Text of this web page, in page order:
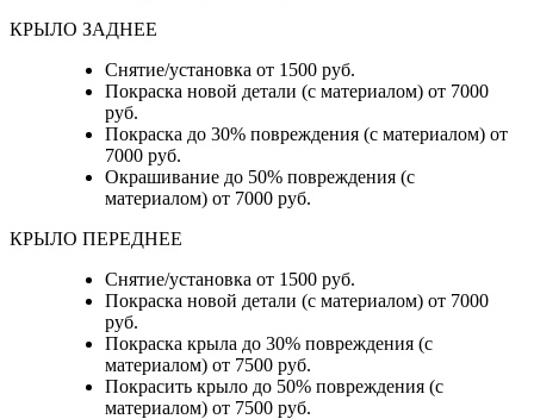
КРЫЛО ЗАДНЕЕ
Снятие/установка от 1500 руб.
Покраска новой детали (с материалом) от 7000
руб.
Покраска до 30% повреждения (с материалом) от
7000 руб.
Окрашивание до 50% повреждения (с
материалом) от 7000 руб.
КРЫЛО ПЕРЕДНЕЕ
Снятие/установка от 1500 руб.
Покраска новой детали (с материалом) от 7000
руб.
Покраска крыла до 30% повреждения (с
материалом) от 7500 руб.
Покрасить крыло до 50% повреждения (с
материалом) от 7500 руб.